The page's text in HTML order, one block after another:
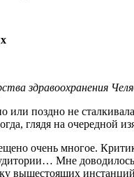
здравоохранения
или поздно не
глядя на
очень многое.
Мне
вышестоящих